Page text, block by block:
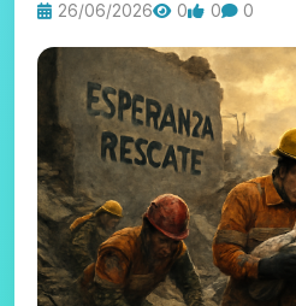
26/06/2026 0 0 0